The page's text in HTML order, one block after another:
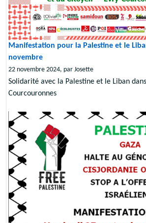
Manifestation pour la Palestine et le
novembre
22 novembre 2024, par Josette
Solidarité avec la Palestine et le Liban
Courcouronnes